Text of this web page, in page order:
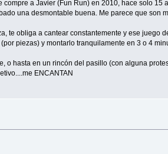
a Javier (Fun Run) en 2010, hace solo 15
una desmontable buena. Me parece que son
te obliga a cantear constantemente y ese juego
piezas) y montarlo tranquilamente en 3 o 4
o hasta en un rincón del pasillo (con alguna
ENCANTAN